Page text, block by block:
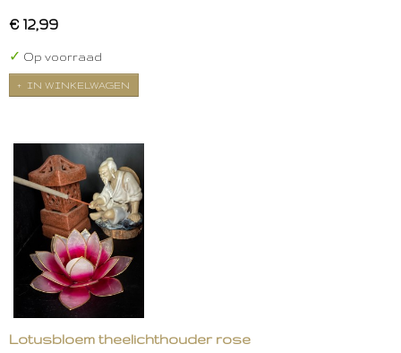
€ 12,99
✓ Op voorraad
IN WINKELWAGEN
Lotusbloem theelichthouder rose